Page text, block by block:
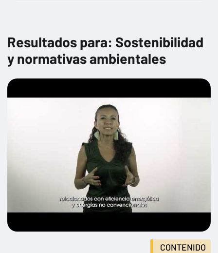
Herramientas digitales para la productividad
Impacto de las nuevas regulaciones en diferentes sectores
Marketing Digital
Normativas y regulaciones de comercio exterior
Opciones de financiamiento para empresas
Preparación para la búsqueda de inversores
Protección de datos y privacidad
Seguridad cibernética para no especialistas
Sostenibilidad y normativas ambientales
Técnicas de venta y negociación
Transformación digital en la empresa
Resultados para: Sostenibilidad
y normativas ambientales
CONTENIDO